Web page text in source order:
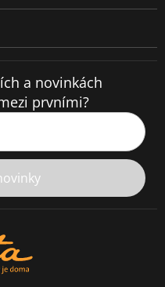
a novinkách
prvními?